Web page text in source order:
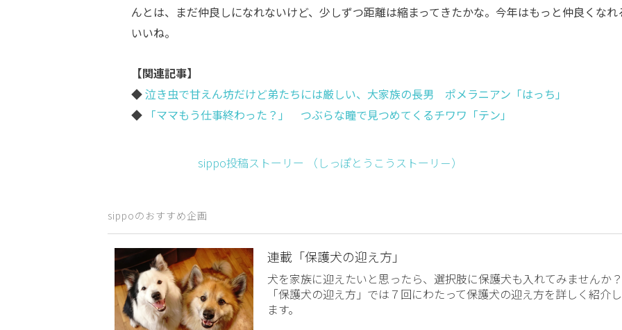
んとは、まだ仲良しになれないけど、少しずつ距離は縮まってきたかな。今年はもっと仲良くなれ
いいね。
【関連記事】
◆泣き虫で甘えん坊だけど弟たちには厳しい、大家族の長男 ポメラニアン「はっち」
◆「ママもう仕事終わった？」 つぶらな瞳で見つめてくるチワワ「テン」
sippo投稿ストーリー （しっぽとうこうストーリ－）
sippoのおすすめ企画
連載「保護犬の迎え方」
犬を家族に迎えたいと思ったら、選択肢に保護犬も入れてみませんか
「保護犬の迎え方」では７回にわたって保護犬の迎え方を詳しく紹介
ます。